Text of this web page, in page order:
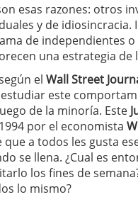
esas razones: otros
y de
de independientes
una estrategia de
el Wall Street
este
de la minoría. Este
por el economista
a todos les gusta
se llena. ¿Cual es
los fines de
lo mismo?